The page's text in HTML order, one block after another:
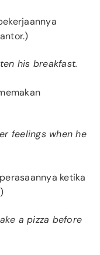
his breakfast.
feelings when he
ketika
a pizza before